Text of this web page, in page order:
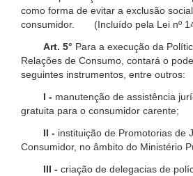
como forma de evitar a exclusão
consumidor. (Incluído pela Lei nº
Art. 5° Para a execução da
Relações de Consumo, contará o
seguintes instrumentos, entre outros:
I - manutenção de assistência
gratuita para o consumidor carente;
II - instituição de Promotorias de
Consumidor, no âmbito do Ministério
III - criação de delegacias de